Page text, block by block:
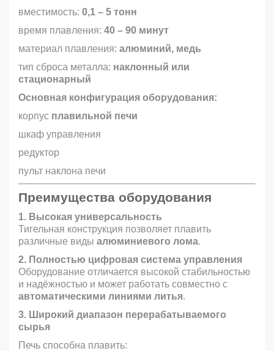
вместимость: 0,1 – 5 тонн
время плавления: 40 – 90 минут
материал плавления: алюминий, медь
тип сброса металла: наклонный или
стационарный
Основная конфигурация оборудования:
корпус плавильной печи
шкаф управления
редуктор
пульт наклона печи
Преимущества оборудования
1. Высокая универсальность
Тигельная конструкция позволяет плавить
различные виды алюминиевого лома.
2. Полностью цифровая система управления
Оборудование отличается высокой стабильностью
и надёжностью и может работать совместно с
автоматическими линиями литья.
3. Широкий диапазон перерабатываемого
сырья
Печь способна плавить: